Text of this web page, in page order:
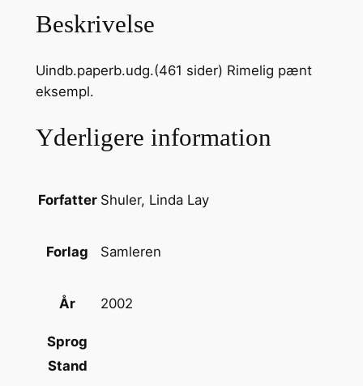
n
e
r
u
e
Beskrivelse
Uindb.paperb.udg.(461 sider) Rimelig pænt
eksempl.
Yderligere information
Forfatter Shuler, Linda Lay
Forlag Samleren
År 2002
Sprog
Stand